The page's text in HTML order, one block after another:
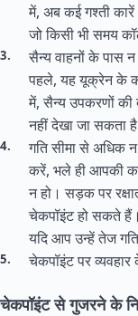
में, अब कई गश्ती
जो किसी भी समय
सैन्य वाहनों के पास
पहले, यह यूक्रेन के
में, सैन्य उपकरणों
नहीं देखा जा सकता है
गति सीमा से अधिक
करें, भले ही आपकी
न हो। सड़क पर
चेकपॉइंट हो सकते
यदि आप उन्हें तेज
चेकपॉइंट पर
चेकपॉइंट से गुजरने के